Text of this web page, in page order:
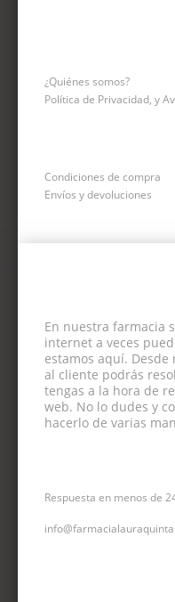
¿Quiénes somos?
Política de Privacidad, y
Condiciones de compra
Envíos y devoluciones
En nuestra farmacia
internet a veces
estamos aquí.
al cliente podrás
tengas a la hora de
web. No lo dudes y
hacerlo de varias
Respuesta en menos de